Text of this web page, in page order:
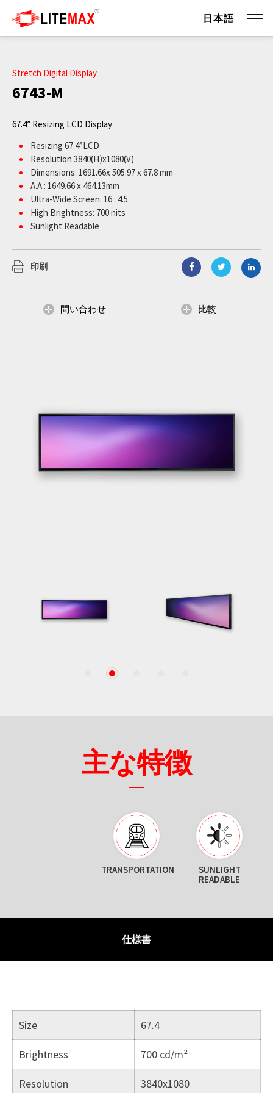
2
Stretch Digital Display
6743-M
67.4” Resizing LCD Display
Resizing 67.4”LCD
Resolution 3840(H)x1080(V)
Dimensions: 1691.66x 505.97 x 67.8 mm
A.A : 1649.66 x 464.13mm
Ultra-Wide Screen: 16 : 4.5
High Brightness: 700 nits
Sunlight Readable
印刷
問い合わせ 比較
主な特徴
TRANSPORTATION
SUNLIGHT
READABLE
仕様書
Size 67.4
Brightness 700 cd/m²
Resolution 3840x1080
日本語